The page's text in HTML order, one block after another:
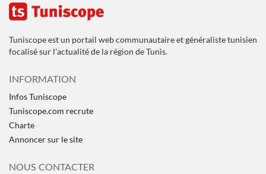
Tuniscope est un portail web communautaire et généraliste tunisien
focalisé sur l'actualité de la région de Tunis.
INFORMATION
Infos Tuniscope
Tuniscope.com recrute
Charte
Annoncer sur le site
NOUS CONTACTER